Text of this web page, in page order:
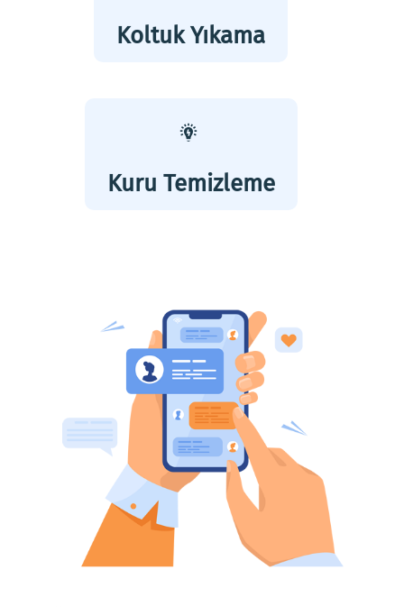
Koltuk Yıkama
Kuru Temizleme